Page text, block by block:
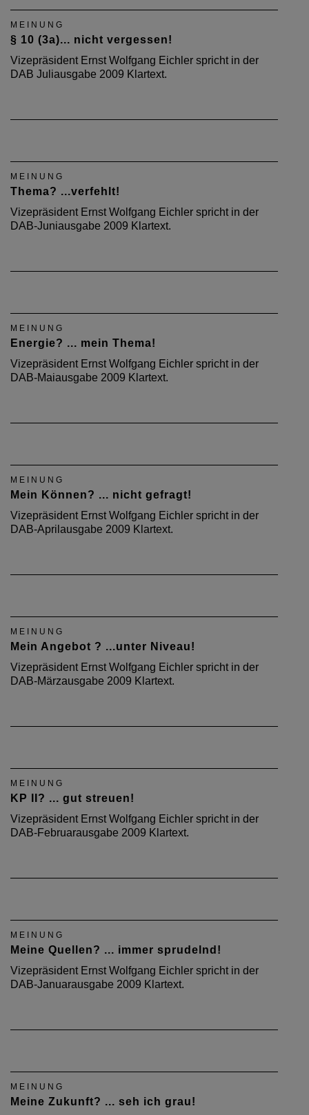
MEINUNG
§ 10 (3a)... nicht vergessen!
Vizepräsident Ernst Wolfgang Eichler spricht in der
DAB Juliausgabe 2009 Klartext.
MEINUNG
Thema? ...verfehlt!
Vizepräsident Ernst Wolfgang Eichler spricht in der
DAB-Juniausgabe 2009 Klartext.
MEINUNG
Energie? ... mein Thema!
Vizepräsident Ernst Wolfgang Eichler spricht in der
DAB-Maiausgabe 2009 Klartext.
MEINUNG
Mein Können? ... nicht gefragt!
Vizepräsident Ernst Wolfgang Eichler spricht in der
DAB-Aprilausgabe 2009 Klartext.
MEINUNG
Mein Angebot ? ...unter Niveau!
Vizepräsident Ernst Wolfgang Eichler spricht in der
DAB-Märzausgabe 2009 Klartext.
MEINUNG
KP II? ... gut streuen!
Vizepräsident Ernst Wolfgang Eichler spricht in der
DAB-Februarausgabe 2009 Klartext.
MEINUNG
Meine Quellen? ... immer sprudelnd!
Vizepräsident Ernst Wolfgang Eichler spricht in der
DAB-Januarausgabe 2009 Klartext.
MEINUNG
Meine Zukunft? ... seh ich grau!